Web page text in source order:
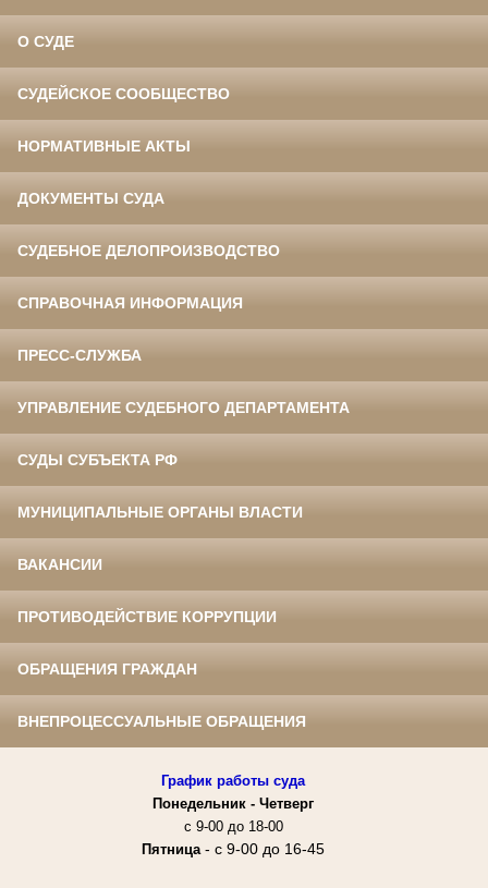
О СУДЕ
СУДЕЙСКОЕ СООБЩЕСТВО
НОРМАТИВНЫЕ АКТЫ
ДОКУМЕНТЫ СУДА
СУДЕБНОЕ ДЕЛОПРОИЗВОДСТВО
СПРАВОЧНАЯ ИНФОРМАЦИЯ
ПРЕСС-СЛУЖБА
УПРАВЛЕНИЕ СУДЕБНОГО ДЕПАРТАМЕНТА
СУДЫ СУБЪЕКТА РФ
МУНИЦИПАЛЬНЫЕ ОРГАНЫ ВЛАСТИ
ВАКАНСИИ
ПРОТИВОДЕЙСТВИЕ КОРРУПЦИИ
ОБРАЩЕНИЯ ГРАЖДАН
ВНЕПРОЦЕССУАЛЬНЫЕ ОБРАЩЕНИЯ
График работы суда
Понедельник - Четверг
с 9-00 до 18-00
Пятница - с 9-00 до 16-45